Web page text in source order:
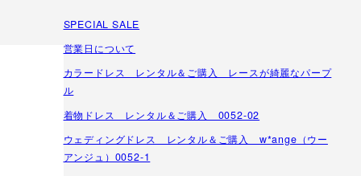
SPECIAL SALE
営業日について
カラードレス レンタル＆ご購入 レースが綺麗なパープ
ル
着物ドレス レンタル＆ご購入 0052-02
ウェディングドレス レンタル＆ご購入 w*ange（ウー
アンジュ）0052-1